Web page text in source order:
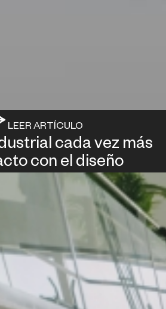
LEER ARTÍCULO
cada vez más
con el diseño